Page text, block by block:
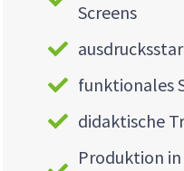
Screens
funktionales
didaktische
Produktion